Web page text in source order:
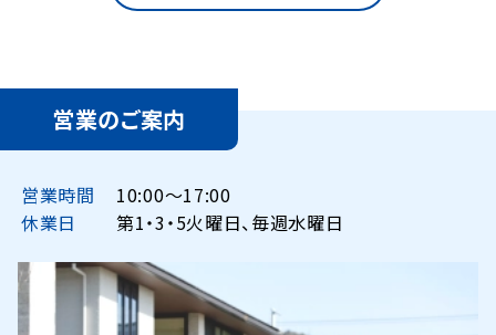
営業のご案内
営業時間
10:00〜17:00
休業日
第1・3・5火曜日、毎週水曜日